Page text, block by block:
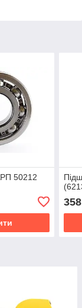
50212
358